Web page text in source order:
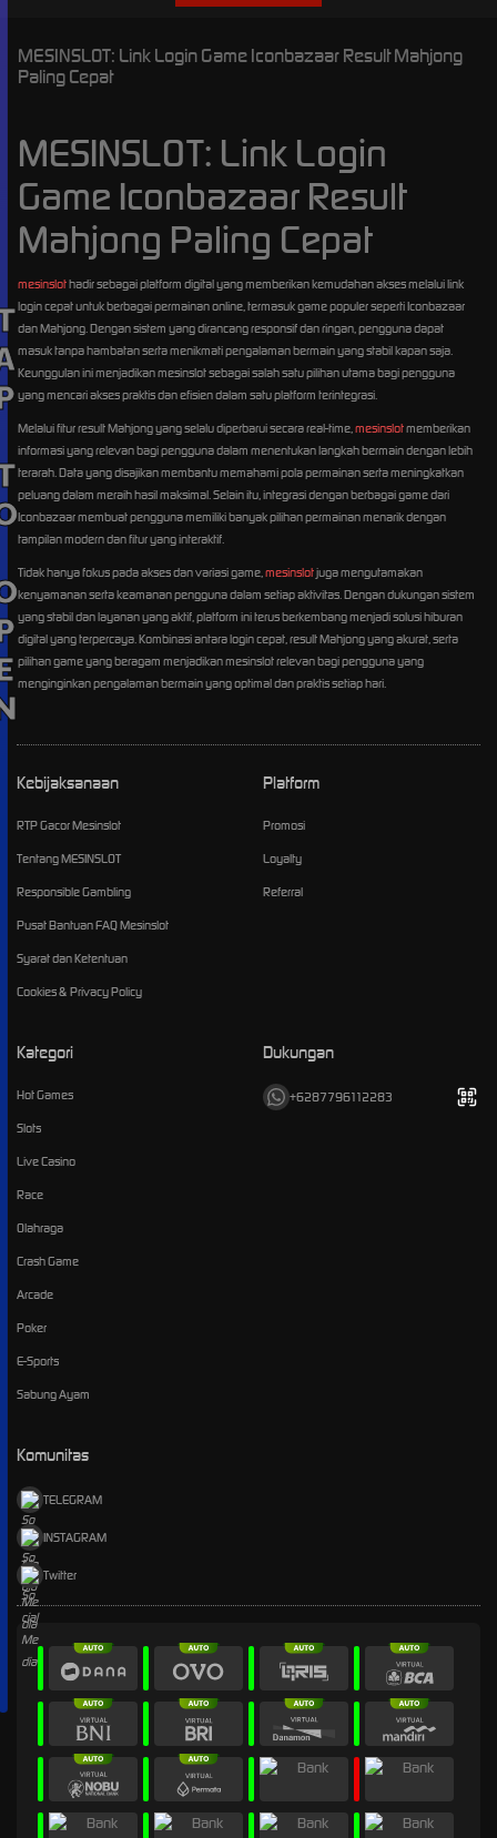
MESINSLOT: Link Login Game Iconbazaar Result Mahjong
Paling Cepat
MESINSLOT: Link Login
Game Iconbazaar Result
Mahjong Paling Cepat
mesinslothadir sebagai platform digital yang memberikan kemudahan akses melalui link
login cepat untuk berbagai permainan online, termasuk game populer seperti Iconbazaar
dan Mahjong. Dengan sistem yang dirancang responsif dan ringan, pengguna dapat
masuk tanpa hambatan serta menikmati pengalaman bermain yang stabil kapan saja.
Keunggulan ini menjadikan mesinslot sebagai salah satu pilihan utama bagi pengguna
yang mencari akses praktis dan efisien dalam satu platform terintegrasi.
Melalui fitur result Mahjong yang selalu diperbarui secara real-time, mesinslotmemberikan
informasi yang relevan bagi pengguna dalam menentukan langkah bermain dengan lebih
terarah. Data yang disajikan membantu memahami pola permainan serta meningkatkan
peluang dalam meraih hasil maksimal. Selain itu, integrasi dengan berbagai game dari
Iconbazaar membuat pengguna memiliki banyak pilihan permainan menarik dengan
tampilan modern dan fitur yang interaktif.
Tidak hanya fokus pada akses dan variasi game, mesinslotjuga mengutamakan
kenyamanan serta keamanan pengguna dalam setiap aktivitas. Dengan dukungan sistem
yang stabil dan layanan yang aktif, platform ini terus berkembang menjadi solusi hiburan
digital yang terpercaya. Kombinasi antara login cepat, result Mahjong yang akurat, serta
pilihan game yang beragam menjadikan mesinslot relevan bagi pengguna yang
menginginkan pengalaman bermain yang optimal dan praktis setiap hari.
Kebijaksanaan
RTP Gacor Mesinslot
Tentang MESINSLOT
Responsible Gambling
Pusat Bantuan FAQ Mesinslot
Syarat dan Ketentuan
Cookies & Privacy Policy
Platform
Promosi
Loyalty
Referral
Kategori
Hot Games
Slots
Live Casino
Race
Olahraga
Crash Game
Arcade
Poker
E-Sports
Sabung Ayam
Dukungan
+6287796112283
Komunitas
TELEGRAM
INSTAGRAM
Twitter